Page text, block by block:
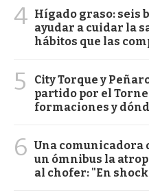
4 Hígado graso: seis
ayudar a cuidar la
hábitos que las
5
City Torque y
partido por el
formaciones y
6 Una comunicadora
un ómnibus la
al chofer: "En